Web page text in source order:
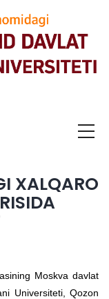
XALQARO
Moskva davlat
Universiteti, Qozon